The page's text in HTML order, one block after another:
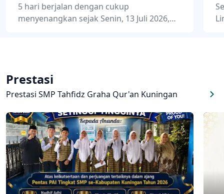
5 hari berjalan dengan cukup
menyenangkan sejak Senin, 13 Juli 2026,
Prestasi
Prestasi SMP Tahfidz Graha Qur'an Kuningan